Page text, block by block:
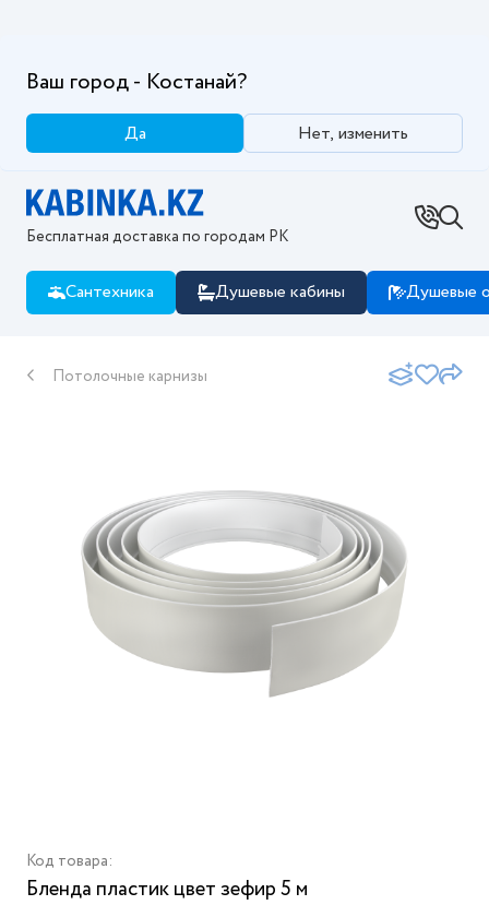
Ваш город - Костанай?
Да Нет, изменить
Бесплатная доставка по городам РК
Сантехника Душевые кабины Душевые
Потолочные карнизы
Код товара:
Бленда пластик цвет зефир 5 м